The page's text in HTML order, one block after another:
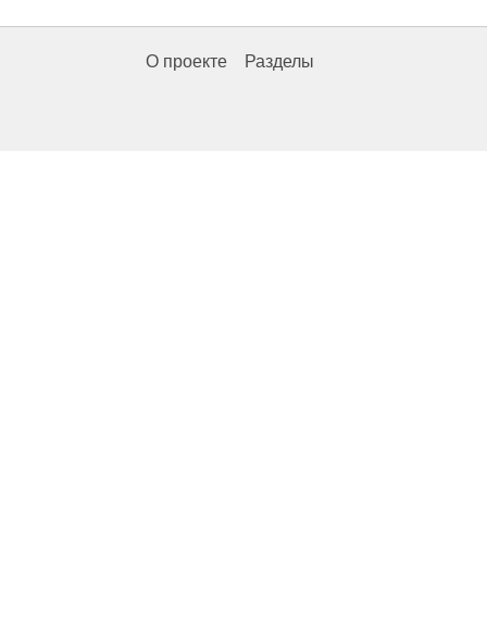
О проекте Разделы